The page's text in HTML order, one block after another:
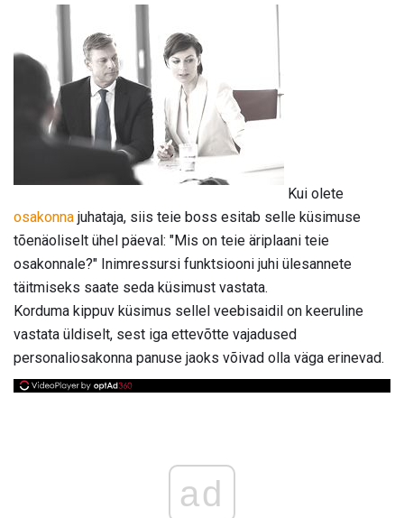
Kui olete
osakonna juhataja, siis teie boss esitab selle küsimuse
tõenäoliselt ühel päeval: "Mis on teie äriplaani teie
osakonnale?" Inimressursi funktsiooni juhi ülesannete
täitmiseks saate seda küsimust vastata.
Korduma kippuv küsimus sellel veebisaidil on keeruline
vastata üldiselt, sest iga ettevõtte vajadused
personaliosakonna panuse jaoks võivad olla väga erinevad.
ad